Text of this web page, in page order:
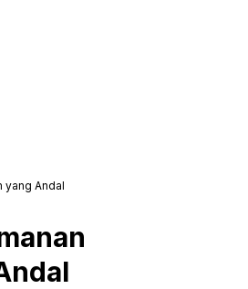
yang Andal